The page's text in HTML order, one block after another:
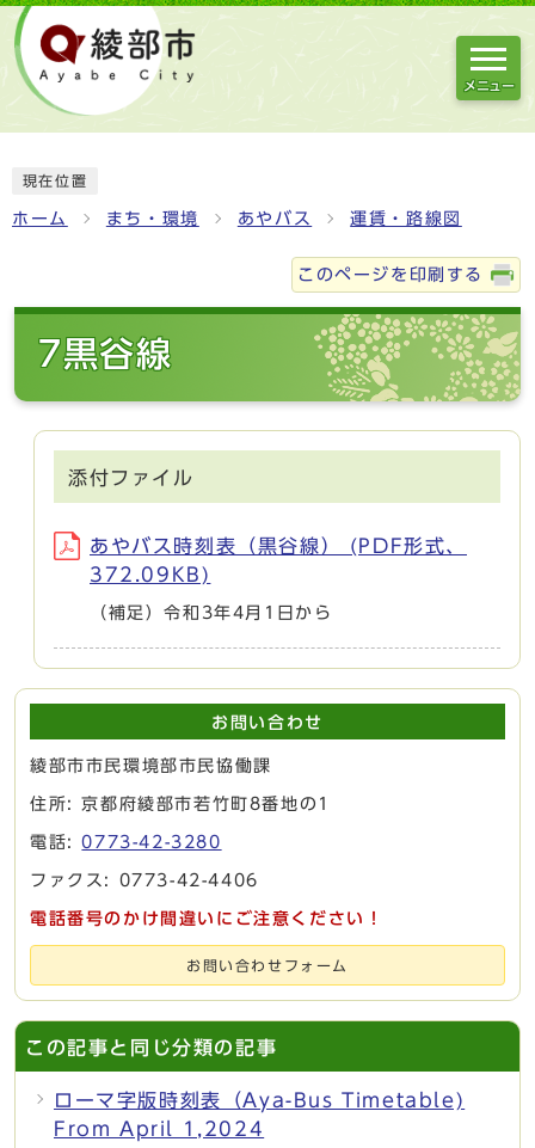
メニュー
現在位置
ホーム まち・環境 あやバス 運賃・路線図
このページを印刷する
7黒谷線
添付ファイル
あやバス時刻表（黒谷線） (PDF形式、
372.09KB)
（補足）令和3年4月1日から
お問い合わせ
綾部市市民環境部市民協働課
住所: 京都府綾部市若竹町8番地の1
電話:0773-42-3280
ファクス: 0773-42-4406
電話番号のかけ間違いにご注意ください！
お問い合わせフォーム
この記事と同じ分類の記事
ローマ字版時刻表（Aya-Bus Timetable)
From April 1,2024